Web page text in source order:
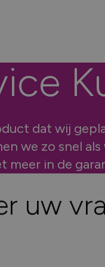
regio
partners
gaan we
en verhuur
woningen,
bouwmethoden
in eigen
dat wij
we zo snel
meer in de
uw